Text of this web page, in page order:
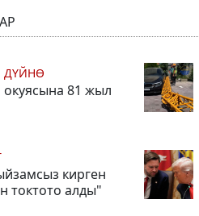
ДҮЙНӨ
81 жыл
кирген
токтото алды"